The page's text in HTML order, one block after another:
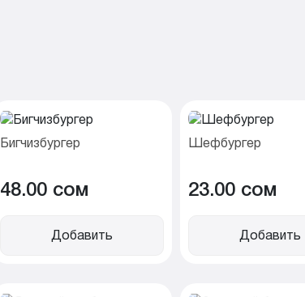
Бигчизбургер
48.00 cом
Добавить
Шефбургер
23.00 cом
Добавить